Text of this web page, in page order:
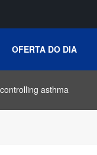
OFERTA DO DIA
asthma